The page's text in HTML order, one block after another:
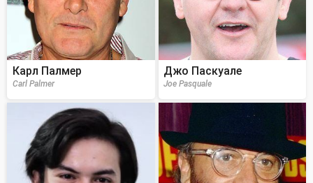
Карл Палмер
Carl Palmer
Джо Паскуале
Joe Pasquale